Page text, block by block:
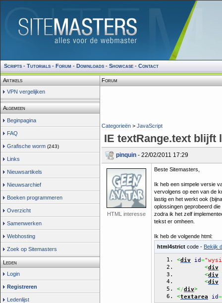
Scripts - Tutorials - Forum - Downloads - Showcase - Contact
Artikels
VPN vergelijken
Algemeen
Beginpagina
FAQ
Grafische worm (243)
Links
Nieuwsartikels
Nieuwsarchief
Boeken programmeren
Overzicht
Samenwerken
Webhosting
Zoek op Sitemasters
Leden
Login
Registreren
Ledenlijst
Forum
Categorieën > JavaScript
IE textRange.text blijft
pinquin - 22/02/2011 17:29
HTML interesse
Beste Sitemasters,
Ik heb een simpele versie
vervolgens op een van de
lastig en het werkt ook
oplossingen geprobeerd
zodra ik het zelf
tekst er omheen.
Ik heb de volgende html:
html4strict code - Bekijk
<div id=
<div
<div
<div
</div>
<textarea id=